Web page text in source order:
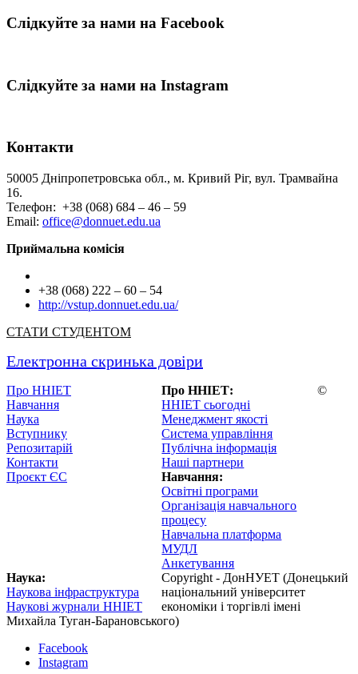
Слідкуйте за нами на Facebook
Слідкуйте за нами на Instagram
Контакти
50005 Дніпропетровська обл., м. Кривий Ріг, вул. Трамвайна
16.
Телефон: +38 (068) 684 – 46 – 59
Email: office@donnuet.edu.ua
Приймальна комісія
+38 (068) 222 – 60 – 54
http://vstup.donnuet.edu.ua/
СТАТИ СТУДЕНТОМ
Електронна скринька довіри
Про ННІЕТ
Навчання
Наука
Вступнику
Репозитарій
Контакти
Проєкт ЄС
Про ННІЕТ:
ННІЕТ сьогодні
Менеджмент якості
Система управління
Публічна інформація
Наші партнери
Навчання:
Освітні програми
Організація навчального
процесу
Навчальна платформа
МУДЛ
Анкетування
Наука:
Наукова інфраструктура
Наукові журнали ННІЕТ
©
Copyright - ДонНУЕТ (Донецький
національний університет
економіки і торгівлі імені
Михайла Туган-Барановського)
Facebook
Instagram